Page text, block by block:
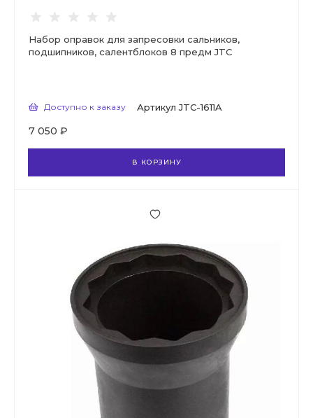
Набор оправок для запресовки сальников,
подшипников, салентблоков 8 предм JTC
Доступно к заказу Артикул JTC-1611A
7 050 ₽
В КОРЗИНУ